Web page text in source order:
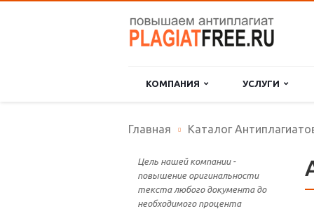
КОМПАНИЯ УСЛУГИ
Главная Каталог
Цель нашей компании -
повышение оригинальности
текста любого документа до
необходимого процента